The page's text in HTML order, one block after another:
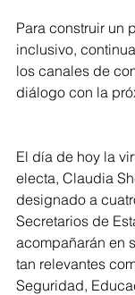
Para construir un
inclusivo,
los canales de
diálogo con la
El día de hoy la
electa, Claudia
designado a
Secretarios de
acompañarán en
tan relevantes
Seguridad,